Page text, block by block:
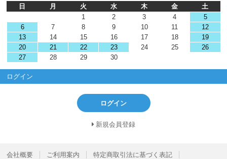
日
月 火 水 木 金
土
1
2 3 4
5
6
7 8 9 10 11
12
13
14 15 16 17 18
19
20
21 22 23 24 25
26
27
28 29 30
ログイン
ログイン
新規会員登録
会社概要 ご利用案内 特定商取引法に基づく表記